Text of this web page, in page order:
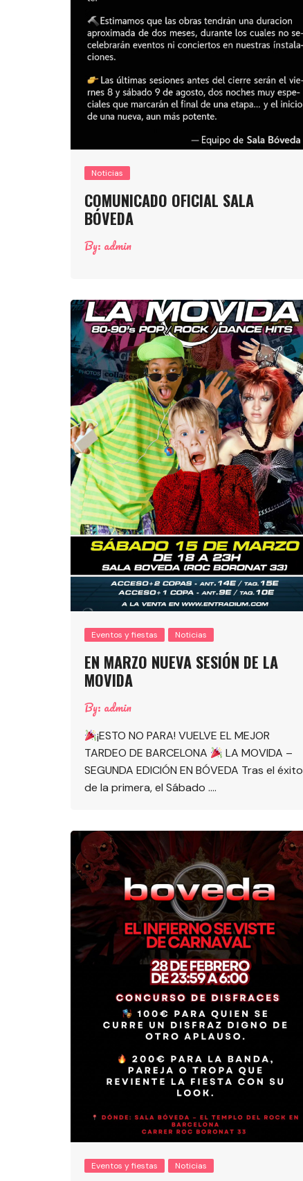
Noticias
COMUNICADO OFICIAL SALA
BÓVEDA
By: admin
Eventos y fiestas Noticias
EN MARZO NUEVA SESIÓN DE LA
MOVIDA
By: admin
¡ESTO NO PARA! VUELVE EL MEJOR
TARDEO DE BARCELONA
LA MOVIDA –
SEGUNDA EDICIÓN EN BÓVEDA Tras el éxito
de la primera, el Sábado ….
Eventos y fiestas Noticias